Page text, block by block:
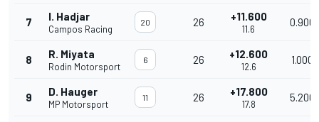
7 I. Hadjar
Campos Racing
20 26 +11.600
11.6
0.900
8 R. Miyata
Rodin Motorsport
6 26 +12.600
12.6
1.000
9 D. Hauger
MP Motorsport
11 26 +17.800
17.8
5.200